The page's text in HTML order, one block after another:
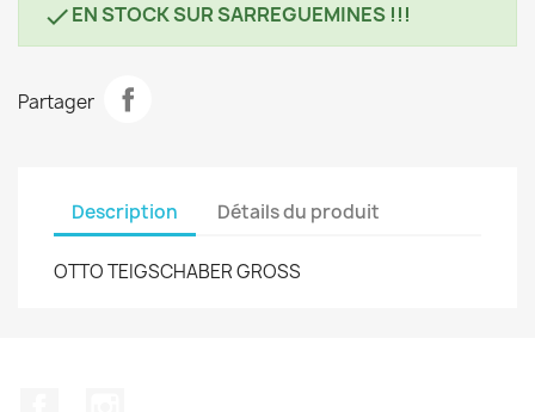
EN STOCK SUR SARREGUEMINES !!!
Partager
Description Détails du produit
OTTO TEIGSCHABER GROSS